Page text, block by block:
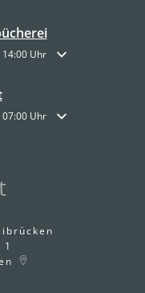
Schließzeiten
Uhr
Schließzeiten
Uhr